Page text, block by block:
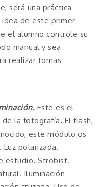
será una práctica
idea de este primer
el alumno controle su
manual y sea
realizar tomas
. Este es el
de la fotografía. El flash,
este módulo os
Luz polarizada.
estudio. Strobist.
Iluminación